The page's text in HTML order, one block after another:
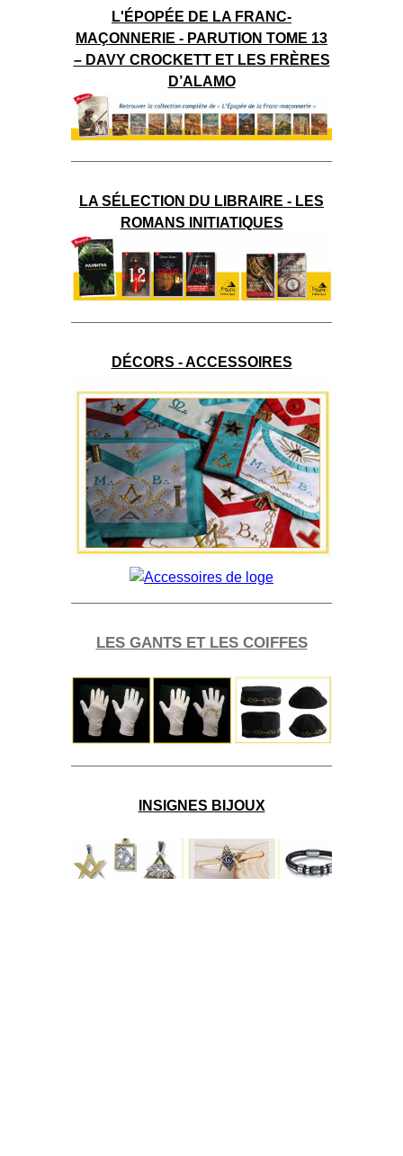
L'ÉPOPÉE DE LA FRANC-
MAÇONNERIE - PARUTION TOME 13
– DAVY CROCKETT ET LES FRÈRES
D’ALAMO
LA SÉLECTION DU LIBRAIRE - LES
ROMANS INITIATIQUES
DÉCORS - ACCESSOIRES
LES GANTS ET LES COIFFES
INSIGNES BIJOUX